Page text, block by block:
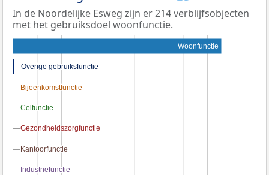
In de Noordelijke Esweg zijn er 214 verblijfsobjecten
met het gebruiksdoel woonfunctie.
Woonfunctie
Overige gebruiksfunctie
Overige gebruiksfunctie
Bijeenkomstfunctie
Bijeenkomstfunctie
Celfunctie
Celfunctie
Gezondheidszorgfunctie
Gezondheidszorgfunctie
Kantoorfunctie
Kantoorfunctie
Industriefunctie
Industriefunctie